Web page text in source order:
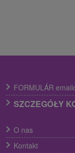
FORMULÁR
SZCZEGÓŁY
O nas
Kontakt